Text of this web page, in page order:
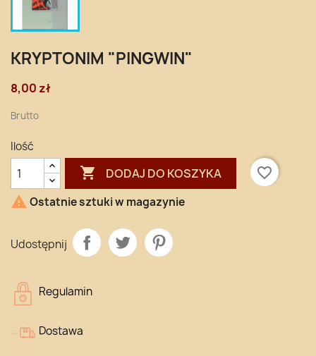
KRYPTONIM "PINGWIN"
8,00 zł
Brutto
Ilość
 DODAJ DO KOSZYKA
favorite_border
 Ostatnie sztuki w magazynie
Udostępnij
Regulamin
Dostawa